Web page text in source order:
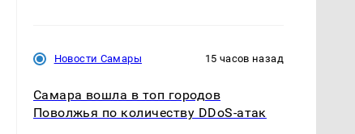
Новости Самары 15 часов назад
Самара вошла в топ городов
Поволжья по количеству DDoS-атак